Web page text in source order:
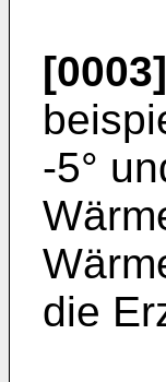
[0003]
-5°
die